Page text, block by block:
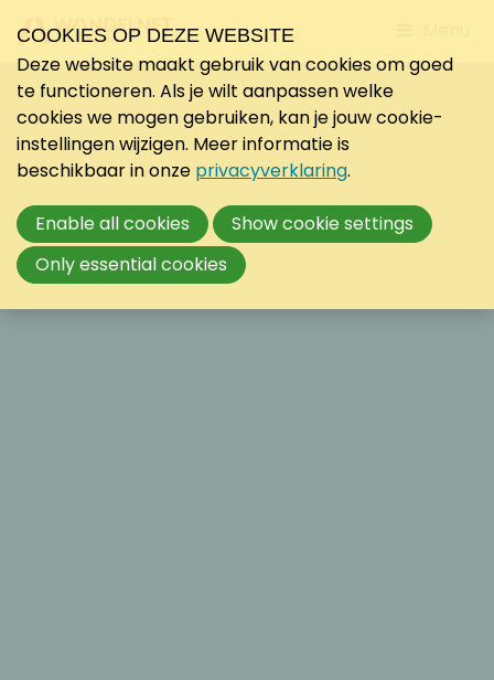
to
COOKIES OP DEZE WEBSITE
Deze website maakt gebruik van cookies om goed
te functioneren. Als je wilt aanpassen welke
cookies we mogen gebruiken, kan je jouw cookie-
instellingen wijzigen. Meer informatie is
beschikbaar in onze privacyverklaring.
Enable all cookies
Show cookie settings
Only essential cookies